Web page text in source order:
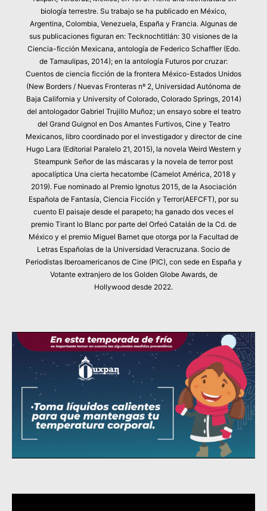
biología terrestre. Su trabajo se ha publicado en México,
Argentina, Colombia, Venezuela, España y Francia. Algunas de
sus publicaciones figuran en: Tecknochtitlán: 30 visiones de la
Ciencia-ficción Mexicana, antología de Federico Schaffler (Edo.
de Tamaulipas, 2014); en la antología Futuros por cruzar:
Cuentos de ciencia ficción de la frontera México-Estados Unidos
(New Borders / Nuevas Fronteras nº 2, Universidad Autónoma de
Baja California y University of Colorado, Colorado Springs, 2014)
del antologador Gabriel Trujillo Muñoz; un ensayo sobre el teatro
del Grand Guignol en Dos Amantes Furtivos, Cine y Teatro
Mexicanos, libro coordinado por el investigador y director de cine
Hugo Lara (Editorial Paralelo 21, 2015), la novela Weird Western y
Steampunk Señor de las máscaras y la novela de terror post
apocalíptica Una cierta hecatombe (Camelot América, 2018 y
2019). Fue nominado al Premio Ignotus 2015, de la Asociación
Española de Fantasía, Ciencia Ficción y Terror(AEFCFT), por su
cuento El paisaje desde el parapeto; ha ganado dos veces el
premio Tirant lo Blanc por parte del Orfeó Catalán de la Cd. de
México y el premio Miguel Barnet que otorga por la Facultad de
Letras Españolas de la Universidad Veracruzana. Socio de
Periodistas Iberoamericanos de Cine (PIC), con sede en España y
Votante extranjero de los Golden Globe Awards, de
Hollywood desde 2022.